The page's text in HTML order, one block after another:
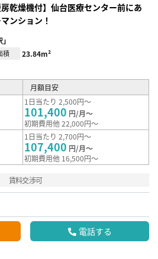
乾燥機付】仙台医療センター前にあ
ンション！
積 23.84m²
月額目安
1日当たり 2,500円～
101,400 円/月～
初期費用他 22,000円～
1日当たり 2,700円～
107,400 円/月～
初期費用他 16,500円～
賃料交渉可
電話する